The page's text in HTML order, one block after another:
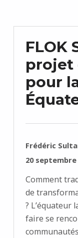
FLOK
projet
pour
RÉDIGÉ PAR :
Frédéric
PUBLIÉ SUR :
20 septembre
Comment
de
? L’équateur
faire se